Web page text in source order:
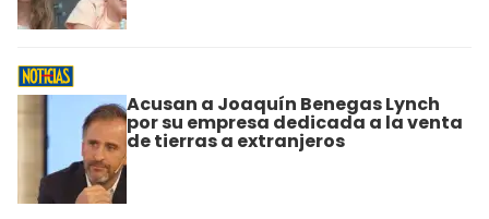
Acusan a Joaquín Benegas Lynch
por su empresa dedicada a la venta
de tierras a extranjeros